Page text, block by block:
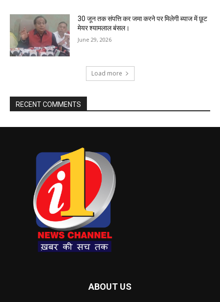
30 जून तक संपत्ति कर जमा करने पर मिलेगी ब्याज में छूट
मेयर श्यामलाल बंसल।
June 29, 2026
Load more
RECENT COMMENTS
ABOUT US